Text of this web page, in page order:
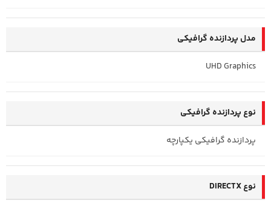
مدل پردازنده گرافیکی
UHD Graphics
نوع پردازنده گرافیکی
پردازنده گرافیکی یکپارچه
نوع DIRECTX